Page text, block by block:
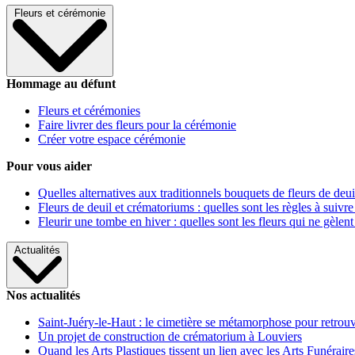
Fleurs et cérémonie
Hommage au défunt
Fleurs et cérémonies
Faire livrer des fleurs pour la cérémonie
Créer votre espace cérémonie
Pour vous aider
Quelles alternatives aux traditionnels bouquets de fleurs de
Fleurs de deuil et crématoriums : quelles sont les règles à
Fleurir une tombe en hiver : quelles sont les fleurs qui ne gèlent
Actualités
Nos actualités
Saint-Juéry-le-Haut : le cimetière se métamorphose pour
Un projet de construction de crématorium à Louviers
Quand les Arts Plastiques tissent un lien avec les Arts